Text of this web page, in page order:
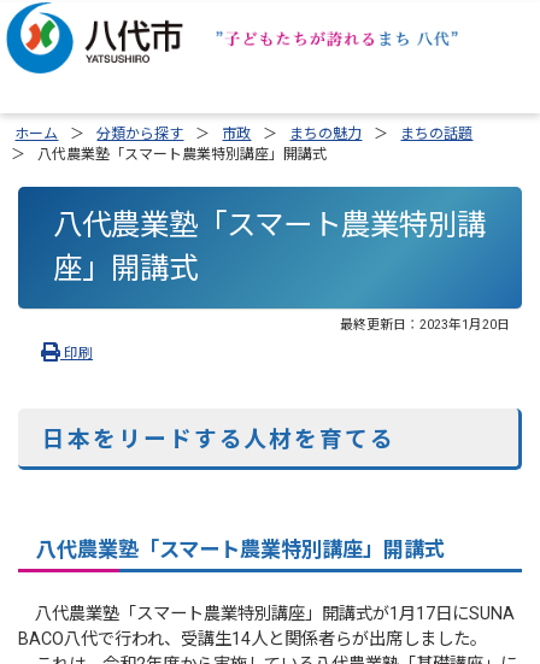
ホーム 分類から探す 市政 まちの魅力
まちの話題
八代農業塾「スマート農業特別講座」開講式
八代農業塾「スマート農業特別講
座」開講式
最終更新日： 2023年1月20日
印刷
日本をリードする人材を育てる
八代農業塾「スマート農業特別講座」開講式
八代農業塾「スマート農業特別講座」開講式が1月17日にSUNA
BACO八代で行われ、受講生14人と関係者らが出席しました。